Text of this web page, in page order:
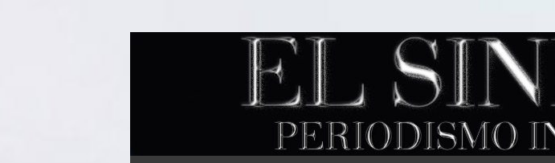
EL SINDICAL
Periodismo Inteligente